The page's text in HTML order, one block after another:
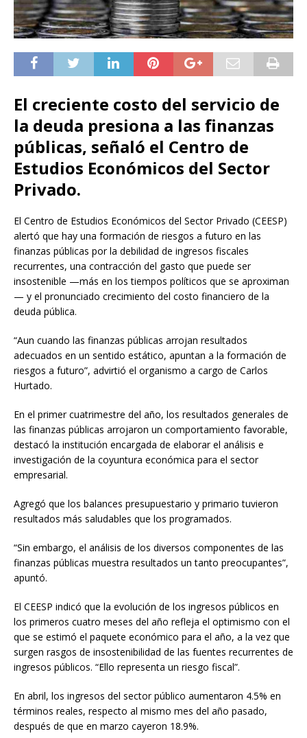
El creciente costo del servicio de
la deuda presiona a las finanzas
públicas, señaló el Centro de
Estudios Económicos del Sector
Privado.
El Centro de Estudios Económicos del Sector Privado (CEESP)
alertó que hay una formación de riesgos a futuro en las
finanzas públicas por la debilidad de ingresos fiscales
recurrentes, una contracción del gasto que puede ser
insostenible —más en los tiempos políticos que se aproximan
— y el pronunciado crecimiento del costo financiero de la
deuda pública.
“Aun cuando las finanzas públicas arrojan resultados
adecuados en un sentido estático, apuntan a la formación de
riesgos a futuro”, advirtió el organismo a cargo de Carlos
Hurtado.
En el primer cuatrimestre del año, los resultados generales de
las finanzas públicas arrojaron un comportamiento favorable,
destacó la institución encargada de elaborar el análisis e
investigación de la coyuntura económica para el sector
empresarial.
Agregó que los balances presupuestario y primario tuvieron
resultados más saludables que los programados.
“Sin embargo, el análisis de los diversos componentes de las
finanzas públicas muestra resultados un tanto preocupantes”,
apuntó.
El CEESP indicó que la evolución de los ingresos públicos en
los primeros cuatro meses del año refleja el optimismo con el
que se estimó el paquete económico para el año, a la vez que
surgen rasgos de insostenibilidad de las fuentes recurrentes de
ingresos públicos. “Ello representa un riesgo fiscal”.
En abril, los ingresos del sector público aumentaron 4.5% en
términos reales, respecto al mismo mes del año pasado,
después de que en marzo cayeron 18.9%.